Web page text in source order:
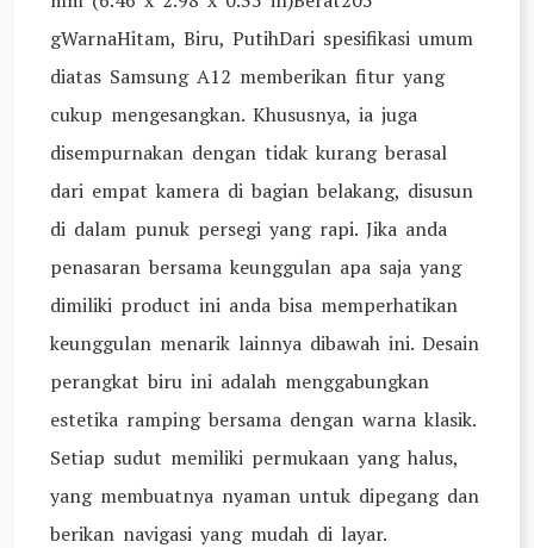
gWarnaHitam, Biru, PutihDari spesifikasi umum
diatas Samsung A12 memberikan fitur yang
cukup mengesangkan. Khususnya, ia juga
disempurnakan dengan tidak kurang berasal
dari empat kamera di bagian belakang, disusun
di dalam punuk persegi yang rapi. Jika anda
penasaran bersama keunggulan apa saja yang
dimiliki product ini anda bisa memperhatikan
keunggulan menarik lainnya dibawah ini. Desain
perangkat biru ini adalah menggabungkan
estetika ramping bersama dengan warna klasik.
Setiap sudut memiliki permukaan yang halus,
yang membuatnya nyaman untuk dipegang dan
berikan navigasi yang mudah di layar.